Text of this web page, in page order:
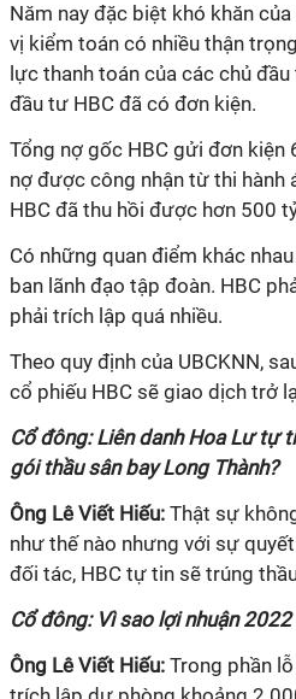
Năm nay đặc biệt khó khăn
vị kiểm toán có nhiều thận
lực thanh toán của các chủ
đầu tư HBC đã có đơn kiện.
Tổng nợ gốc HBC gửi đơn kiện
nợ được công nhận từ thi hành
HBC đã thu hồi được hơn 500
Có những quan điểm khác
ban lãnh đạo tập đoàn. HBC
phải trích lập quá nhiều.
Theo quy định của UBCKNN,
cổ phiếu HBC sẽ giao dịch trở
Cổ đông: Liên danh Hoa Lư tự
gói thầu sân bay Long Thành?
Ông Lê Viết Hiếu: Thật sự
như thế nào nhưng với sự
đối tác, HBC tự tin sẽ trúng
Cổ đông: Vì sao lợi nhuận
Ông Lê Viết Hiếu: Trong phần